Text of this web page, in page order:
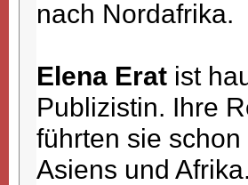
nach Nordafrika.
Elena Erat ist
Publizistin. Ihre
führten sie
Asiens und Afrika.